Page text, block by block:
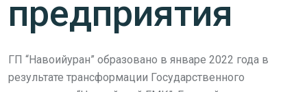
предприятия
ГП “Навоийуран” образовано в январе 2022 года в
результате трансформации Государственного